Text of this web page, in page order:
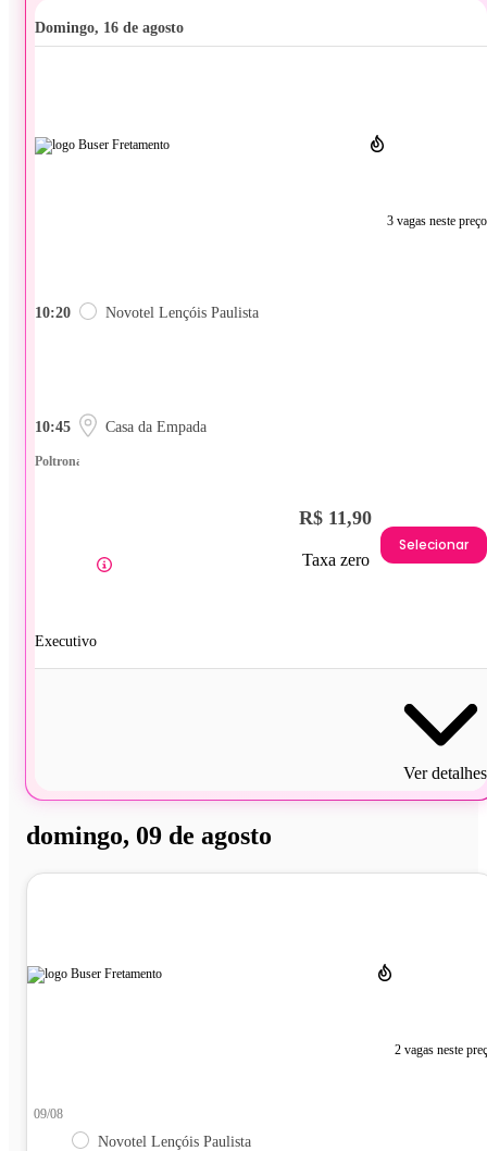
domingo, 16 de agosto
3 vagas neste preço
10:20 Novotel Lençóis Paulista
10:45 Casa da Empada
Poltrona
Executivo
R$ 11,90
Taxa zero
Selecionar
Ver detalhes
domingo, 09 de agosto
2 vagas neste
09/08
Novotel Lençóis Paulista